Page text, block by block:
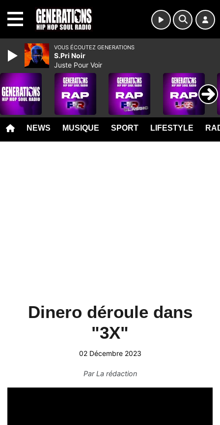
NEWS MUSIQUE SPORT LIFESTYLE
Dinero déroule dans
"3X"
02 Décembre 2023
ParLa rédaction
VOUS ÉCOUTEZ GENERATIONS
S.Pri Noir
Juste Pour Voir